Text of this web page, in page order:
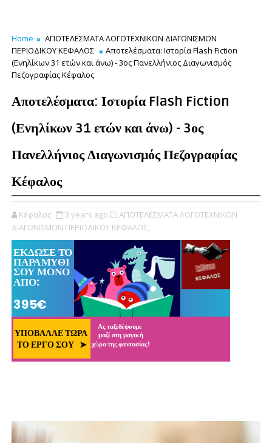
Home
ΑΠΟΤΕΛΕΣΜΑΤΑ ΛΟΓΟΤΕΧΝΙΚΩΝ ΔΙΑΓΩΝΙΣΜΩΝ
ΠΕΡΙΟΔΙΚΟΥ ΚΕΦΑΛΟΣ
Αποτελέσματα: Ιστορία Flash Fiction
(Ενηλίκων 31 ετών και άνω) - 3ος Πανελλήνιος Διαγωνισμός
Πεζογραφίας Κέφαλος
Αποτελέσματα: Ιστορία Flash Fiction
(Ενηλίκων 31 ετών και άνω) - 3ος
Πανελλήνιος Διαγωνισμός Πεζογραφίας
Κέφαλος
Κέφαλος 3 years ago
ΑΠΟΤΕΛΕΣΜΑΤΑ ΛΟΓΟΤΕΧΝΙΚΩΝ
ΔΙΑΓΩΝΙΣΜΩΝ ΠΕΡΙΟΔΙΚΟΥ ΚΕΦΑΛΟΣ,